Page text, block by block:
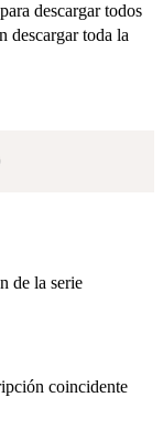
para descargar todos
descargar toda la
de la serie
coincidente